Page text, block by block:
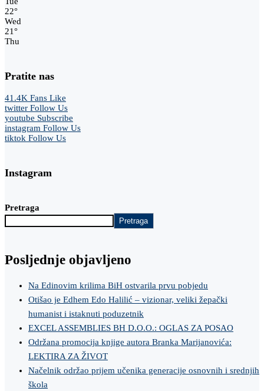
22°
Wed
21°
Thu
Pratite nas
41.4K Fans Like
twitter Follow Us
youtube Subscribe
instagram Follow Us
tiktok Follow Us
Instagram
Pretraga
Pretraga
Posljednje objavljeno
Na Edinovim krilima BiH ostvarila prvu pobjedu
Otišao je Edhem Edo Halilić – vizionar, veliki žepački
humanist i istaknuti poduzetnik
EXCEL ASSEMBLIES BH D.O.O.: OGLAS ZA POSAO
Održana promocija knjige autora Branka Marijanovića:
LEKTIRA ZA ŽIVOT
Načelnik održao prijem učenika generacije osnovnih i srednjih
škola